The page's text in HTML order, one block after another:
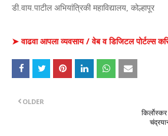
डी.वाय.पाटील अभियांत्रिकी महाविद्यालय, कोल्हापूर
➤ वाढवा आपला व्यवसाय / वेब व डिजिटल पोर्टल्स
OLDER